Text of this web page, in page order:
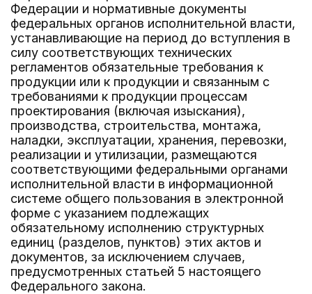
Федерации и нормативные документы
федеральных органов исполнительной власти,
устанавливающие на период до вступления в
силу соответствующих технических
регламентов обязательные требования к
продукции или к продукции и связанным с
требованиями к продукции процессам
проектирования (включая изыскания),
производства, строительства, монтажа,
наладки, эксплуатации, хранения, перевозки,
реализации и утилизации, размещаются
соответствующими федеральными органами
исполнительной власти в информационной
системе общего пользования в электронной
форме с указанием подлежащих
обязательному исполнению структурных
единиц (разделов, пунктов) этих актов и
документов, за исключением случаев,
предусмотренных статьей 5 настоящего
Федерального закона.